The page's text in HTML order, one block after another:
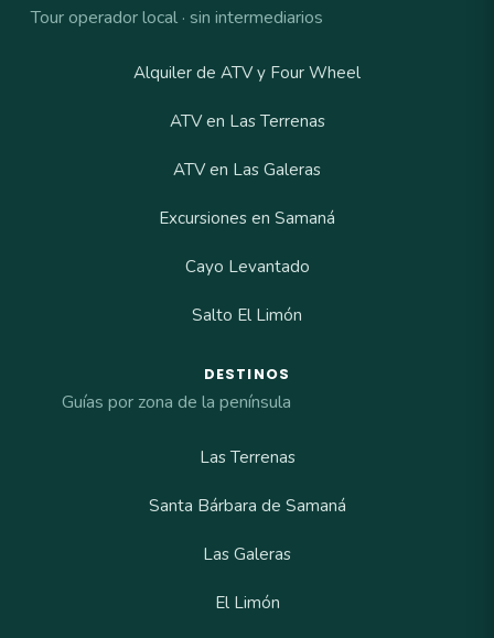
Tour operador local · sin intermediarios
Alquiler de ATV y Four Wheel
ATV en Las Terrenas
ATV en Las Galeras
Excursiones en Samaná
Cayo Levantado
Salto El Limón
DESTINOS
Guías por zona de la península
Las Terrenas
Santa Bárbara de Samaná
Las Galeras
El Limón